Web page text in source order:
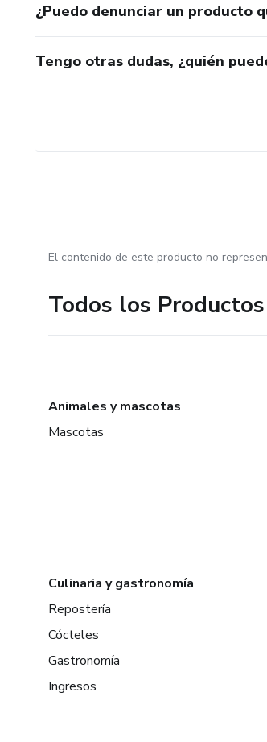
¿Puedo denunciar un producto
Tengo otras dudas, ¿quién
El contenido de este producto no
Todos los Productos
Animales y mascotas
Mascotas
Culinaria y gastronomía
Repostería
Cócteles
Gastronomía
Ingresos